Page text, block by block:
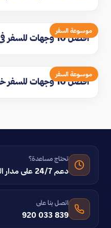
موسوعة السفر
افضل 10 وجهات للسفر في شهر يوليو
موسوعة السفر
افضل 10 وجهات للسفر خلال شهر مايو
تحتاج مساعدة؟
دعم 24/7 على مدار الساعة
اتصل بنا على
920 033 839